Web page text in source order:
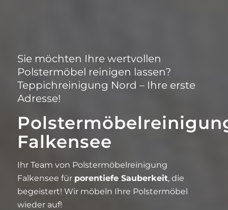
Sie möchten Ihre wertvollen
Polstermöbel reinigen lassen?
Teppichreinigung Nord – Ihre erste
Adresse!
Falkensee
Ihr Team von Polstermöbelreinigung
Falkensee für porentiefe Sauberkeit, die
begeistert! Wir möbeln Ihre Polstermöbel
wieder auf!